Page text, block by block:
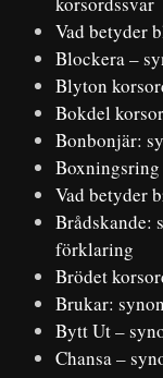
Vad betyder
Blockera –
Blyton
Bokdel
Bonbonjär:
Boxningsring
Vad betyder
Brådskande:
förklaring
Brödet
Brukar:
Bytt Ut –
Chansa –